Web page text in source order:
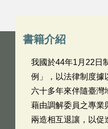
書籍介紹
我國於44年1月22日
例」，以法律制度據
六十多年來伴隨臺灣
藉由調解委員之專業
兩造相互退讓，以促